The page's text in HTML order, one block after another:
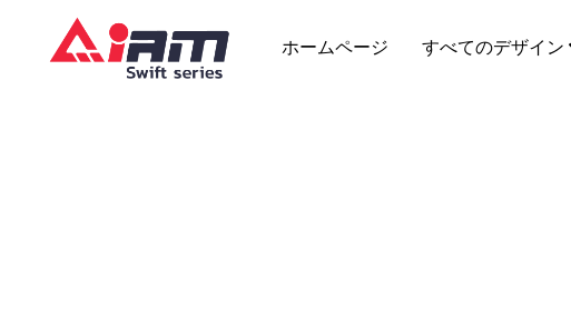
ホームページ すべてのデザイン